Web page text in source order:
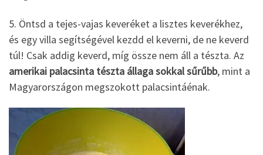
5. Öntsd a tejes-vajas keveréket a lisztes keverékhez,
és egy villa segítségével kezdd el keverni, de ne keverd
túl! Csak addig keverd, míg össze nem áll a tészta. Az
amerikai palacsinta tészta állaga sokkal sűrűbb, mint a
Magyarországon megszokott palacsintáénak.